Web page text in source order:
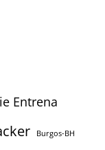
Entrena
Burgos-BH